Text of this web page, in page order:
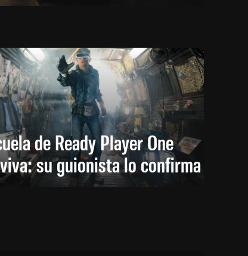
de Ready Player One
su guionista lo confirma